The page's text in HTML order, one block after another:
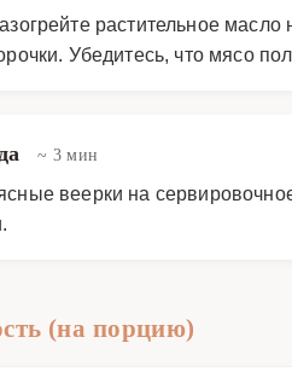
растительное
Убедитесь, что мясо
~ 3 мин
веерки на
(на порцию)